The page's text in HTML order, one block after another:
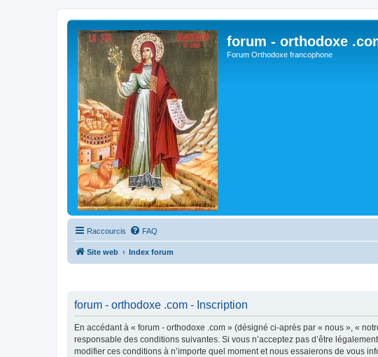
forum - orthodoxe
Forum Orthodoxe francophone
Raccourcis FAQ
Site web Index forum
forum - orthodoxe .com - Inscription
En accédant à « forum - orthodoxe .com » (désigné ci-après par « nous », «
responsable des conditions suivantes. Si vous n’acceptez pas d’être
modifier ces conditions à n’importe quel moment et nous essaierons de vous